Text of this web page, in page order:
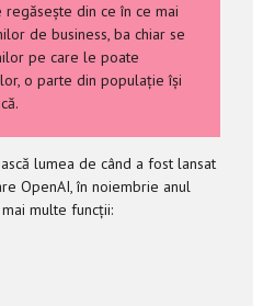
din ce în ce mai
de business, ba chiar se
pe care le poate
o parte din populație își
lumea de când a fost lansat
OpenAI, în noiembrie anul
multe funcții: